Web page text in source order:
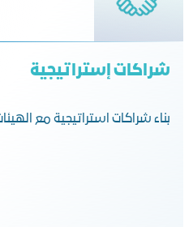
شراكات إستراتيجية
بناء شراكات استراتيجية مع